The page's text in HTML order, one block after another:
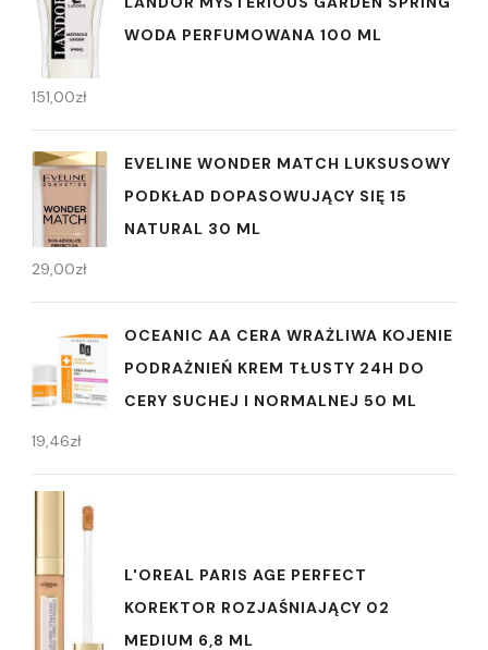
WODA PERFUMOWANA 100 ML
151,00zł
EVELINE WONDER MATCH LUKSUSOWY
PODKŁAD DOPASOWUJĄCY SIĘ 15
NATURAL 30 ML
29,00zł
OCEANIC AA CERA WRAŻLIWA KOJENIE
PODRAŻNIEŃ KREM TŁUSTY 24H DO
CERY SUCHEJ I NORMALNEJ 50 ML
19,46zł
L'OREAL PARIS AGE PERFECT
KOREKTOR ROZJAŚNIAJĄCY 02
MEDIUM 6,8 ML